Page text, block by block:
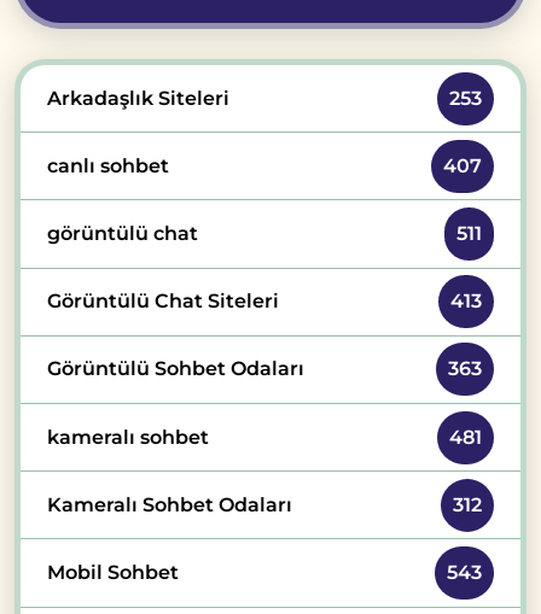
Arkadaşlık Siteleri 253
canlı sohbet 407
görüntülü chat 511
Görüntülü Chat Siteleri 413
Görüntülü Sohbet Odaları 363
kameralı sohbet 481
Kameralı Sohbet Odaları 312
Mobil Sohbet 543